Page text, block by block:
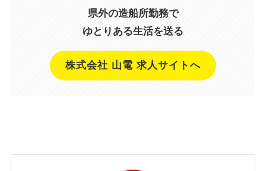
県外の造船所勤務で
ゆとりある生活を送る
株式会社 山電 求人サイトへ